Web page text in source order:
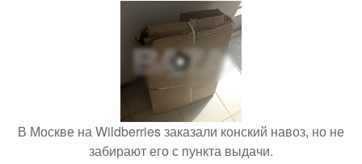
В Москве на Wildberries заказали конский навоз, но не
забирают его с пункта выдачи.